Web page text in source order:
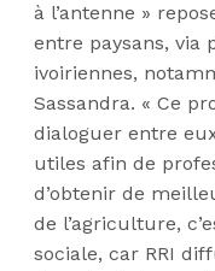
à l’antenne »
entre paysans, via
ivoiriennes,
Sassandra. « Ce
dialoguer entre
utiles afin de
d’obtenir de
de l’agriculture,
sociale, car RRI